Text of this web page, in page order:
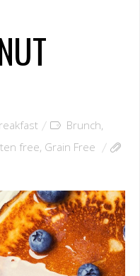
Brunch,
free, Grain Free